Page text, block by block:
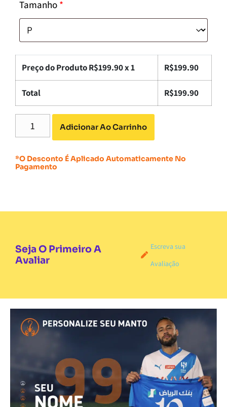
Tamanho *
Preço do Produto R$199.90x 1 R$199.90
Total R$199.90
Adicionar Ao Carrinho
*O Desconto É Aplicado Automaticamente No
Pagamento
Seja O Primeiro A
Avaliar
Escreva sua
Avaliação